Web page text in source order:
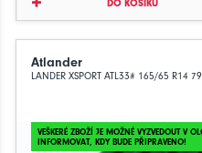
DO KOŠÍKU
Atlander
LANDER XSPORT ATL33# 165/65 R14
VEŠKERÉ ZBOŽÍ JE MOŽNÉ VYZVEDOUT V
INFORMOVAT, KDY BUDE PŘIPRAVENO!